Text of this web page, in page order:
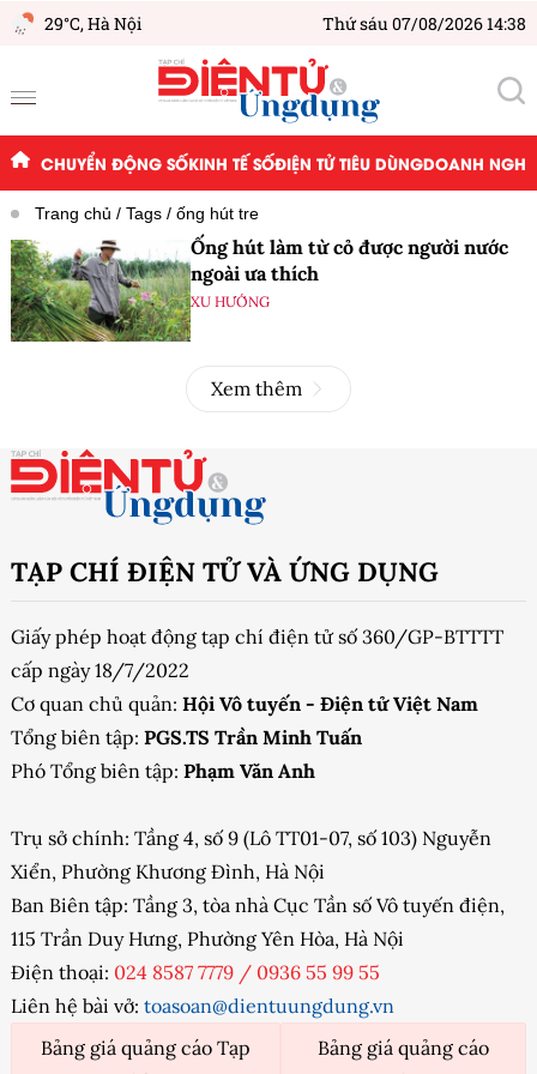
29°C,Hà Nội Thứ sáu 07/08/2026 14:38
CHUYỂN ĐỘNG SỐKINH TẾ SỐĐIỆN TỬ TIÊU DÙNGDOANH
Trang chủ Tags ống hút tre
Ống hút làm từ cỏ được người nước
ngoài ưa thích
XU HƯỚNG
Xem thêm
TẠP CHÍ ĐIỆN TỬ VÀ ỨNG DỤNG
Giấy phép hoạt động tạp chí điện tử số 360/GP-BTTTT
cấp ngày 18/7/2022
Cơ quan chủ quản: Hội Vô tuyến - Điện tử Việt Nam
Tổng biên tập: PGS.TS Trần Minh Tuấn
Phó Tổng biên tập: Phạm Văn Anh
Trụ sở chính: Tầng 4, số 9 (Lô TT01-07, số 103) Nguyễn
Xiển, Phường Khương Đình, Hà Nội
Ban Biên tập: Tầng 3, tòa nhà Cục Tần số Vô tuyến điện,
115 Trần Duy Hưng, Phường Yên Hòa, Hà Nội
Điện thoại: 024 8587 7779 / 0936 55 99 55
Liên hệ bài vở: toasoan@dientuungdung.vn
Bảng giá quảng cáo Tạp
Bảng giá quảng cáo